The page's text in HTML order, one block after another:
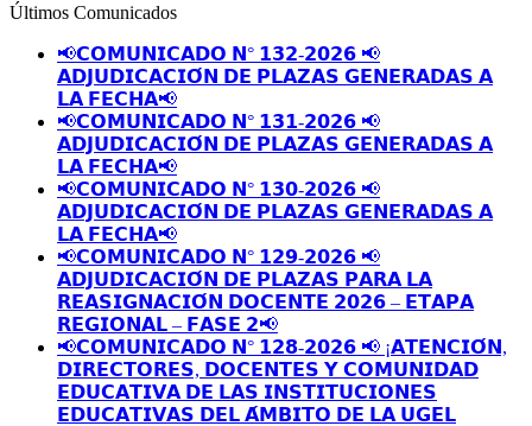
Últimos Comunicados
📢𝗖𝗢𝗠𝗨𝗡𝗜𝗖𝗔𝗗𝗢 𝗡° 𝟭𝟯𝟮-𝟮𝟬𝟮𝟲 📢
𝗔𝗗𝗝𝗨𝗗𝗜𝗖𝗔𝗖𝗜𝗢́𝗡 𝗗𝗘 𝗣𝗟𝗔𝗭𝗔𝗦 𝗚𝗘𝗡𝗘𝗥𝗔𝗗𝗔𝗦 𝗔
𝗟𝗔 𝗙𝗘𝗖𝗛𝗔📢
📢𝗖𝗢𝗠𝗨𝗡𝗜𝗖𝗔𝗗𝗢 𝗡° 𝟭𝟯𝟭-𝟮𝟬𝟮𝟲 📢
𝗔𝗗𝗝𝗨𝗗𝗜𝗖𝗔𝗖𝗜𝗢́𝗡 𝗗𝗘 𝗣𝗟𝗔𝗭𝗔𝗦 𝗚𝗘𝗡𝗘𝗥𝗔𝗗𝗔𝗦 𝗔
𝗟𝗔 𝗙𝗘𝗖𝗛𝗔📢
📢𝗖𝗢𝗠𝗨𝗡𝗜𝗖𝗔𝗗𝗢 𝗡° 𝟭𝟯𝟬-𝟮𝟬𝟮𝟲 📢
𝗔𝗗𝗝𝗨𝗗𝗜𝗖𝗔𝗖𝗜𝗢́𝗡 𝗗𝗘 𝗣𝗟𝗔𝗭𝗔𝗦 𝗚𝗘𝗡𝗘𝗥𝗔𝗗𝗔𝗦 𝗔
𝗟𝗔 𝗙𝗘𝗖𝗛𝗔📢
📢𝗖𝗢𝗠𝗨𝗡𝗜𝗖𝗔𝗗𝗢 𝗡° 𝟭𝟮𝟵-𝟮𝟬𝟮𝟲 📢
𝗔𝗗𝗝𝗨𝗗𝗜𝗖𝗔𝗖𝗜𝗢́𝗡 𝗗𝗘 𝗣𝗟𝗔𝗭𝗔𝗦 𝗣𝗔𝗥𝗔 𝗟𝗔
𝗥𝗘𝗔𝗦𝗜𝗚𝗡𝗔𝗖𝗜𝗢́𝗡 𝗗𝗢𝗖𝗘𝗡𝗧𝗘 𝟮𝟬𝟮𝟲 – 𝗘𝗧𝗔𝗣𝗔
𝗥𝗘𝗚𝗜𝗢𝗡𝗔𝗟 – 𝗙𝗔𝗦𝗘 𝟮📢
📢𝗖𝗢𝗠𝗨𝗡𝗜𝗖𝗔𝗗𝗢 𝗡° 𝟭𝟮𝟴-𝟮𝟬𝟮𝟲 📢 ¡𝗔𝗧𝗘𝗡𝗖𝗜𝗢́𝗡,
𝗗𝗜𝗥𝗘𝗖𝗧𝗢𝗥𝗘𝗦, 𝗗𝗢𝗖𝗘𝗡𝗧𝗘𝗦 𝗬 𝗖𝗢𝗠𝗨𝗡𝗜𝗗𝗔𝗗
𝗘𝗗𝗨𝗖𝗔𝗧𝗜𝗩𝗔 𝗗𝗘 𝗟𝗔𝗦 𝗜𝗡𝗦𝗧𝗜𝗧𝗨𝗖𝗜𝗢𝗡𝗘𝗦
𝗘𝗗𝗨𝗖𝗔𝗧𝗜𝗩𝗔𝗦 𝗗𝗘𝗟 𝗔́𝗠𝗕𝗜𝗧𝗢 𝗗𝗘 𝗟𝗔 𝗨𝗚𝗘𝗟